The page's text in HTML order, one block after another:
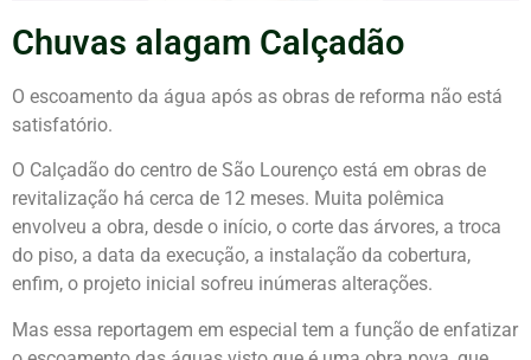
Chuvas alagam Calçadão
O escoamento da água após as obras de reforma não está
satisfatório.
O Calçadão do centro de São Lourenço está em obras de
revitalização há cerca de 12 meses. Muita polêmica
envolveu a obra, desde o início, o corte das árvores, a troca
do piso, a data da execução, a instalação da cobertura,
enfim, o projeto inicial sofreu inúmeras alterações.
Mas essa reportagem em especial tem a função de enfatizar